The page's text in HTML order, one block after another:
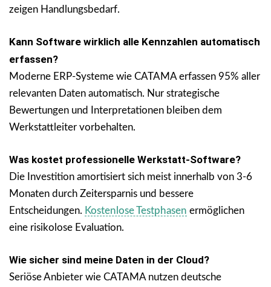
zeigen Handlungsbedarf.
Kann Software wirklich alle Kennzahlen automatisch
erfassen?
Moderne ERP-Systeme wie CATAMA erfassen 95% aller
relevanten Daten automatisch. Nur strategische
Bewertungen und Interpretationen bleiben dem
Werkstattleiter vorbehalten.
Was kostet professionelle Werkstatt-Software?
Die Investition amortisiert sich meist innerhalb von 3-6
Monaten durch Zeitersparnis und bessere
Entscheidungen. Kostenlose Testphasen ermöglichen
eine risikolose Evaluation.
Wie sicher sind meine Daten in der Cloud?
Seriöse Anbieter wie CATAMA nutzen deutsche